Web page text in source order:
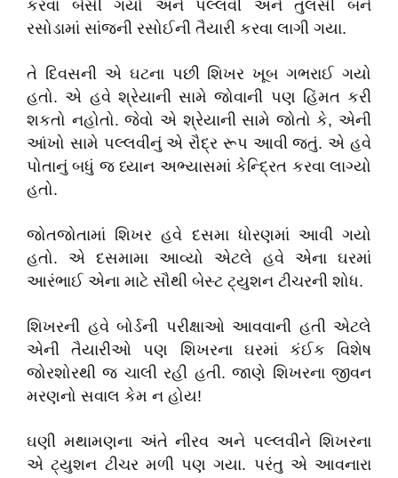
કરવા બેસી ગયો અને પલ્લવી અને તુલસી બંને
રસોડામાં સાંજની રસોઈની તૈયારી કરવા લાગી ગયા.
તે દિવસની એ ઘટના પછી શિખર ખૂબ ગભરાઈ ગયો
હતો. એ હવે શ્રેયાની સામે જોવાની પણ હિંમત કરી
શકતો નહોતો. જેવો એ શ્રેયાની સામે જોતો કે, એની
આંખો સામે પલ્લવીનું એ રૌદ્ર રૂપ આવી જતું. એ હવે
પોતાનું બધું જ ધ્યાન અભ્યાસમાં કેન્દ્રિત કરવા લાગ્યો
હતો.
જોતજોતામાં શિખર હવે દસમા ધોરણમાં આવી ગયો
હતો. એ દસમામા આવ્યો એટલે હવે એના ઘરમાં
આરંભાઈ એના માટે સૌથી બેસ્ટ ટ્યુશન ટીચરની શોધ.
શિખરની હવે બોર્ડની પરીક્ષાઓ આવવાની હતી એટલે
એની તૈયારીઓ પણ શિખરના ઘરમાં કંઈક વિશેષ
જોરશોરથી જ ચાલી રહી હતી. જાણે શિખરના જીવન
મરણનો સવાલ કેમ ન હોય!
ઘણી મથામણના અંતે નીરવ અને પલ્લવીને શિખરના
એ ટ્યુશન ટીચર મળી પણ ગયા. પરંતુ એ આવનારા